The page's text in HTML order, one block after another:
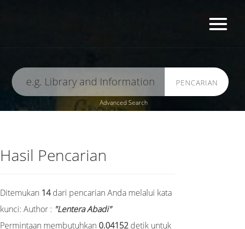
PENCARIAN
Advanced Search
Hasil Pencarian
Ditemukan 14dari pencarian Anda melalui kata
kunci:Author : "Lentera Abadi"
Permintaan membutuhkan 0.04152 detik untuk